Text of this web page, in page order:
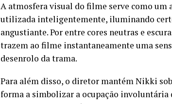
A atmosfera visual do filme serve como
utilizada inteligentemente, iluminando
angustiante. Por entre cores neutras e
trazem ao filme instantaneamente uma
desenrolo da trama.
Para além disso, o diretor mantém Nikki
forma a simbolizar a ocupação involuntária